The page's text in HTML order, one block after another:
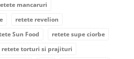
mancaruri
retete revelion
Sun Food
retete supe ciorbe
retete torturi si prajituri